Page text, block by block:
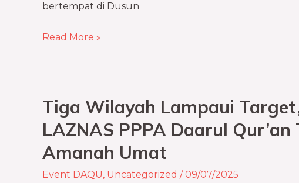
bertempat di Dusun
Read More »
Tiga Wilayah Lampaui
LAZNAS PPPA Daarul
Amanah Umat
Event DAQU, Uncategorized /09/07/2025
Tiga
Wilayah
Lampaui
Target,
Evaluasi